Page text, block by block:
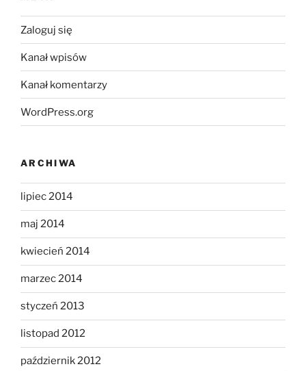
Zaloguj się
Kanał wpisów
Kanał komentarzy
WordPress.org
ARCHIWA
lipiec 2014
maj 2014
kwiecień 2014
marzec 2014
styczeń 2013
listopad 2012
październik 2012